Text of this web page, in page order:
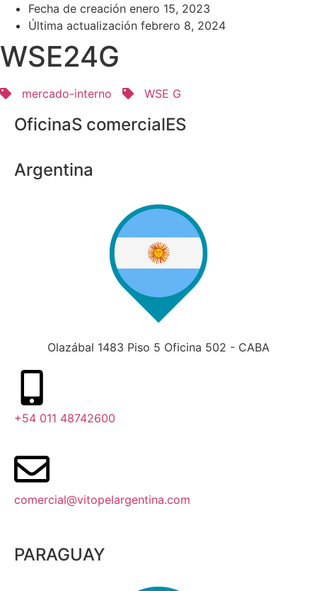
Fecha de creación enero 15, 2023
Última actualización febrero 8, 2024
WSE24G
mercado-interno WSE G
OficinaS comercialES
Argentina
Olazábal 1483 Piso 5 Oficina 502 - CABA
+54 011 48742600​
comercial@vitopelargentina.com​
PARAGUAY